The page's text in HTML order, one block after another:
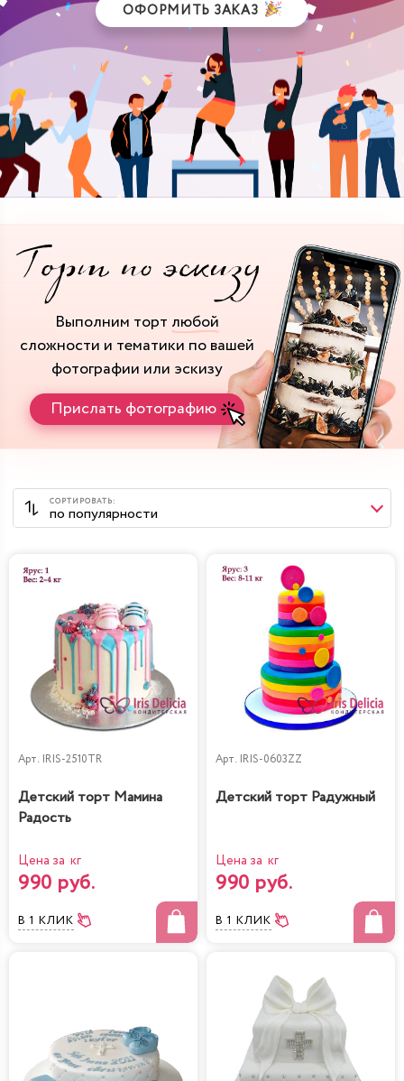
ОФОРМИТЬ ЗАКАЗ
Выполним торт любой
сложности и тематики по вашей
фотографии или эскизу
Прислать фотографию
Арт. IRIS-2510TR
Детский торт Мамина
Радость
Цена за кг
990 руб.
В 1 КЛИК
Арт. IRIS-0603ZZ
Детский торт Радужный
Цена за кг
990 руб.
В 1 КЛИК